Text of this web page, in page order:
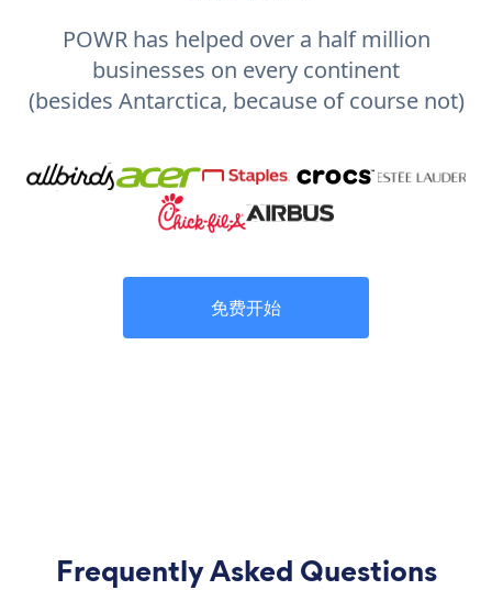
POWR has helped over a half million
businesses on every continent
(besides Antarctica, because of course not)
免费开始
Frequently Asked Questions